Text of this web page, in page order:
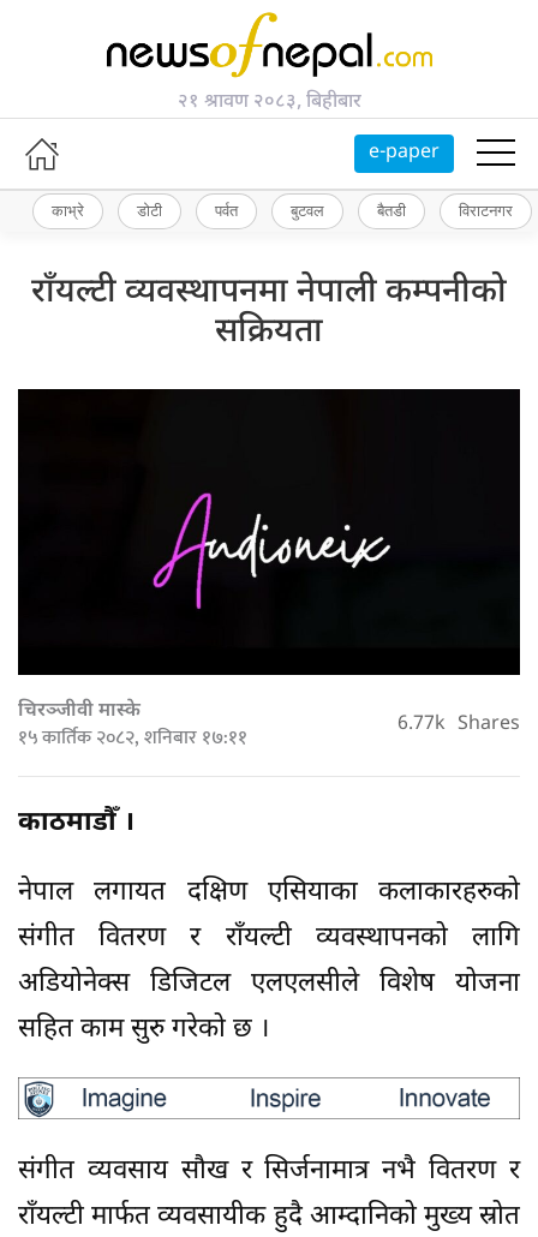
२१ श्रावण २०८३, बिहीबार
e-paper
काभ्रे डोटी पर्वत बुटवल बैतडी विराटनगर
राँयल्टी व्यवस्थापनमा नेपाली कम्पनीको
सक्रियता
चिरञ्जीवी मास्के
१५ कार्तिक २०८२, शनिबार १७:११ 6.77k Shares
काठमाडौँ ।
नेपाल लगायत दक्षिण एसियाका कलाकारहरुको
संगीत वितरण र राँयल्टी व्यवस्थापनको लागि
अडियोनेक्स डिजिटल एलएलसीले विशेष योजना
सहित काम सुरु गरेको छ ।
संगीत व्यवसाय सौख र सिर्जनामात्र नभै वितरण र
राँयल्टी मार्फत व्यवसायीक हुदै आम्दानिको मुख्य स्रोत